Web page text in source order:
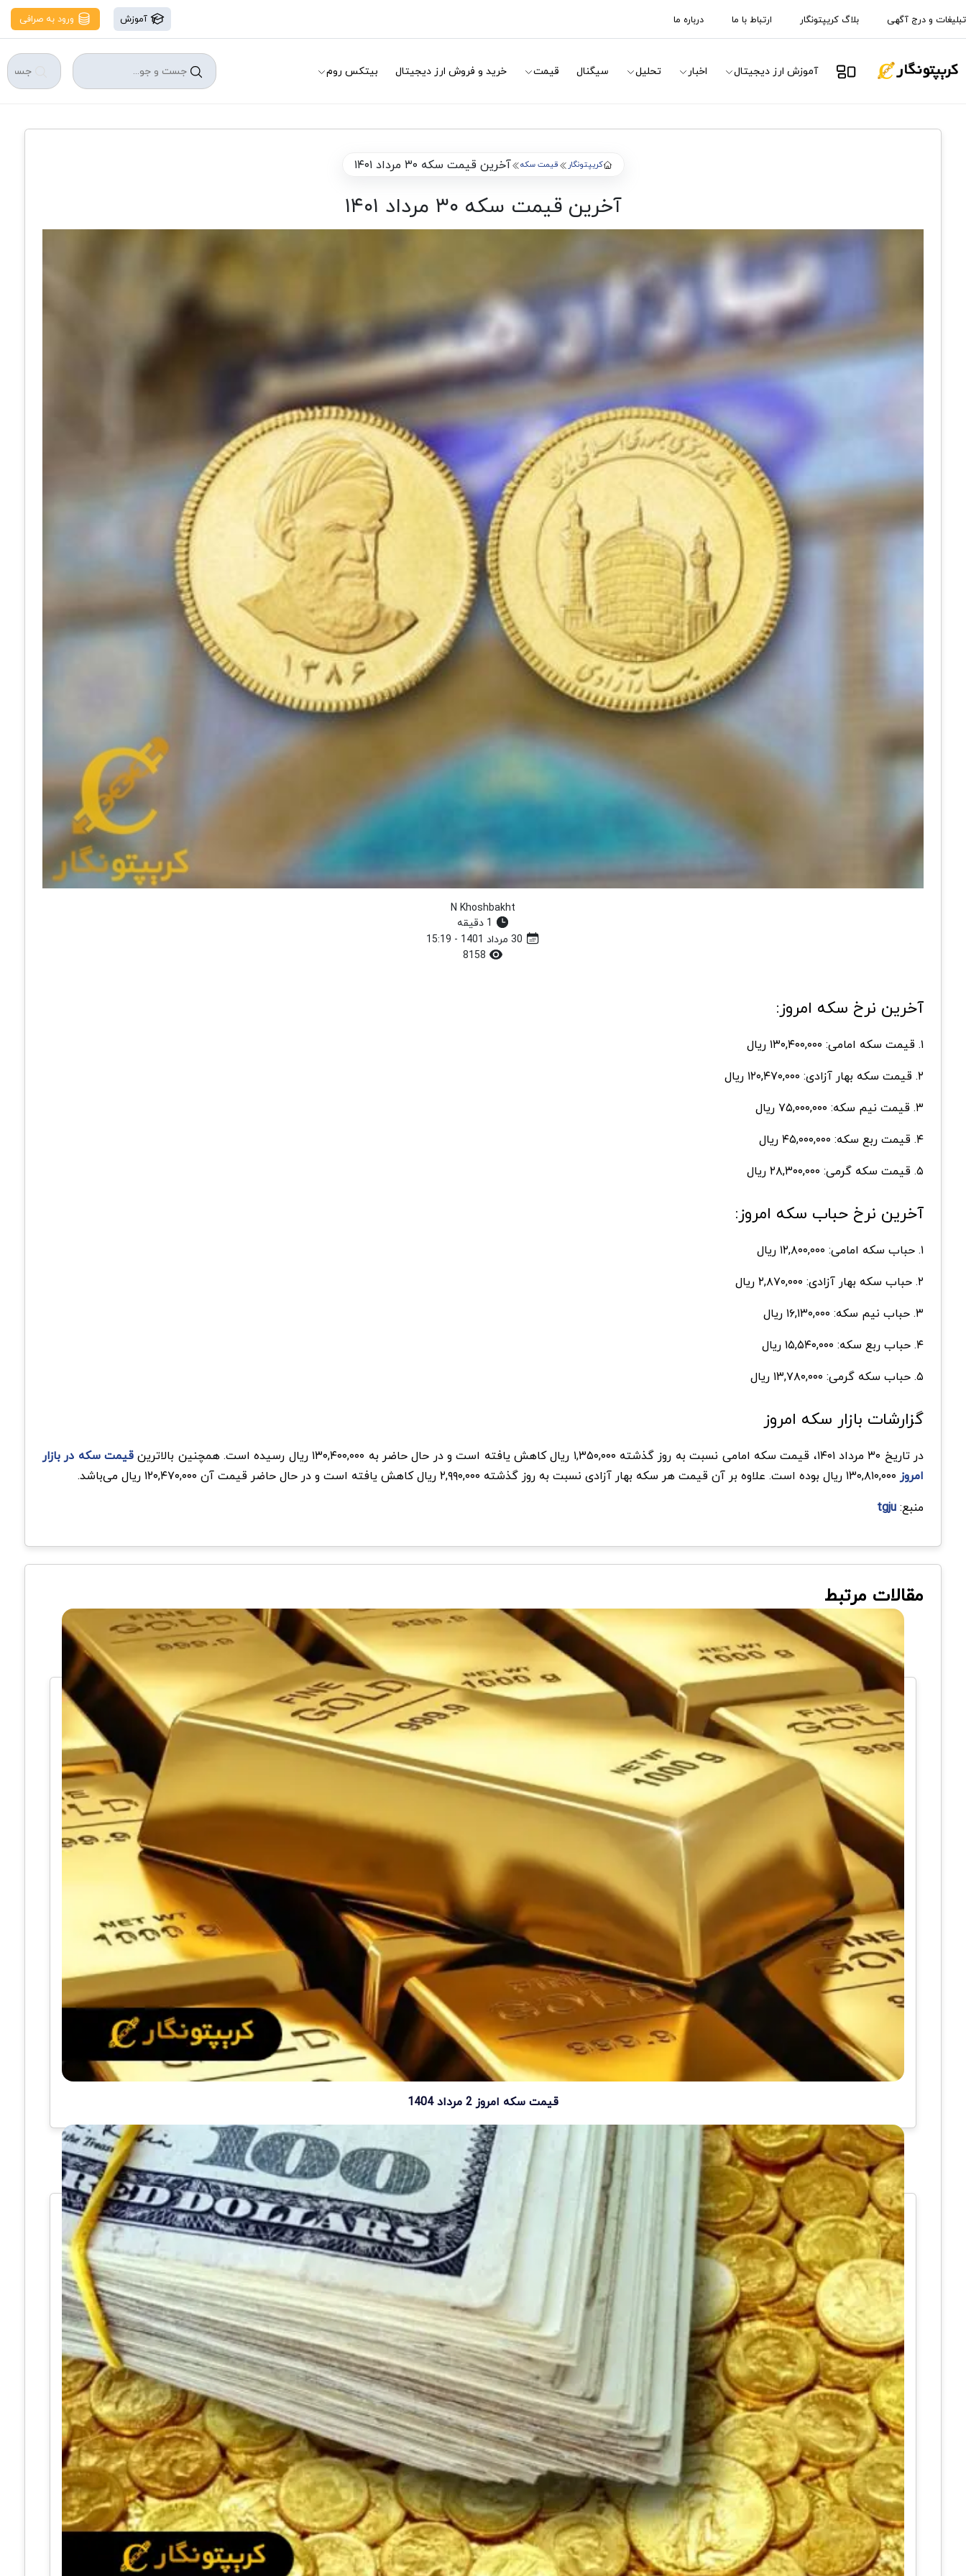
تبلیغات و درج آگهی بلاگ کریپتونگار ارتباط با ما درباره ما آموزش ورود به صرافی
آموزش ارز دیجیتال اخبار تحلیل سیگنال قیمت خرید و فروش ارز دیجیتال بیتکس روم
کریپتونگار قیمت سکه آخرین قیمت سکه ۳۰ مرداد ۱۴۰۱
آخرین قیمت سکه ۳۰ مرداد ۱۴۰۱
N Khoshbakht
آخرین نرخ سکه امروز:
۱. قیمت سکه امامی: ۱۳۰,۴۰۰,۰۰۰ ریال
۲. قیمت سکه بهار آزادی: ۱۲۰,۴۷۰,۰۰۰ ریال
۳. قیمت نیم سکه: ۷۵,۰۰۰,۰۰۰ ریال
۴. قیمت ربع سکه: ۴۵,۰۰۰,۰۰۰ ریال
۵. قیمت سکه گرمی: ۲۸,۳۰۰,۰۰۰ ریال
آخرین نرخ حباب سکه امروز:
۱. حباب سکه امامی: ۱۲,۸۰۰,۰۰۰ ریال
۲. حباب سکه بهار آزادی: ۲,۸۷۰,۰۰۰ ریال
۳. حباب نیم سکه: ۱۶,۱۳۰,۰۰۰ ریال
۴. حباب ربع سکه: ۱۵,۵۴۰,۰۰۰ ریال
۵. حباب سکه گرمی: ۱۳,۷۸۰,۰۰۰ ریال
گزارشات بازار سکه امروز
در تاریخ ۳۰ مرداد ۱۴۰۱، قیمت سکه امامی نسبت به روز گذشته ۱,۳۵۰,۰۰۰ ریال کاهش یافته است و در حال حاضر به ۱۳۰,۴۰۰,۰۰۰ ریال رسیده است. همچنین بالاترین
قیمت سکه در بازار
امروز۱۳۰,۸۱۰,۰۰۰ ریال بوده است. علاوه بر آن قیمت هر سکه بهار آزادی نسبت به روز گذشته ۲,۹۹۰,۰۰۰ ریال کاهش یافته است و در حال حاضر قیمت آن ۱۲۰,۴۷۰,۰۰۰ ریال می‌باشد.
منبع:tgju
مقالات مرتبط
قیمت سکه امروز 2 مرداد 1404